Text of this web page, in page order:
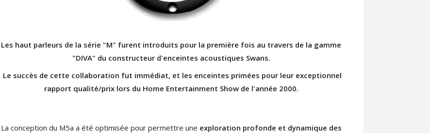
NEUTRIK NC3FXX Connecteur
4,30 €4,95 €
Les haut parleurs de la série "M" furent introduits pour la première fois au travers de la gamme
"DIVA" du constructeur d'enceintes acoustiques Swans.
Le succès de cette collaboration fut immédiat, et les enceintes primées pour leur exceptionnel
rapport qualité/prix lors du Home Entertainment Show de l'année 2000.
La conception du M5a a été optimisée pour permettre une exploration profonde et dynamique des